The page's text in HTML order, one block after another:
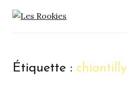
LES ROOKIES
Étiquette : chiantilly